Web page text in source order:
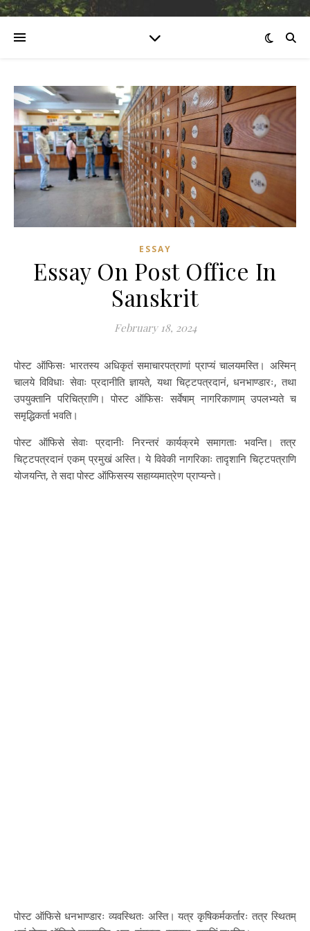
ESSAY
Essay On Post Office In
Sanskrit
February 18, 2024
पोस्ट ऑफिसः भारतस्य अधिकृतं समाचारपत्राणां प्राप्यं चालयमस्ति। अस्मिन्
चालये विविधाः सेवाः प्रदानीति ज्ञायते, यथा चिट्टपत्रदानं, धनभाण्डारः, तथा
उपयुक्तानि परिचित्राणि। पोस्ट ऑफिसः सर्वेषाम् नागरिकाणाम् उपलभ्यते च
समृद्धिकर्ता भवति।
पोस्ट ऑफिसे सेवाः प्रदानीः निरन्तरं कार्यक्रमे समागताः भवन्ति। तत्र
चिट्टपत्रदानं एकम् प्रमुखं अस्ति। ये विवेकी नागरिकाः तादृशानि चिट्टपत्राणि
योजयन्ति, ते सदा पोस्ट ऑफिसस्य सहाय्यमात्रेण प्राप्यन्ते।
पोस्ट ऑफिसे धनभाण्डारः व्यवस्थितः अस्ति। यत्र कृषिकर्मकर्तारः तत्र स्थितम्